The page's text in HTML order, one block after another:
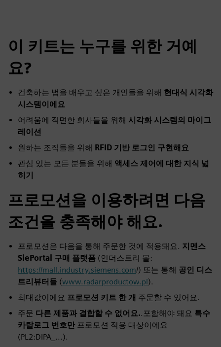
이 키트는 누구를 위한 거예
요?
건축하는 법을 배우고 싶은 개인들을 위해 현대식 시각화
시스템이에요
어려움에 직면한 회사들을 위해 시각화 시스템의 마이그
레이션
원하는 조직들을 위해 RFID 기반 로그인 구현해요
관심 있는 모든 분들을 위해 액세스 제어에 대한 지식 넓
히기
프로모션을 이용하려면 다음
조건을 충족해야 해요.
프로모션은 다음을 통해 주문한 것에 적용돼요. 지멘스
SiePortal 구매 플랫폼 (인더스트리 몰:
https://mall.industry.siemens.com/) 또는 통해 공인 디스
트리뷰터들 (www.radarproductow.pl).
최대값이에요 프로모션 키트 한 개 주문할 수 있어요.
주문 다른 제품과 결합할 수 없어요..포함해야 돼요 특수
카탈로그 번호만 프로모션 적용 대상이에요
(PL2:DIPA_...).